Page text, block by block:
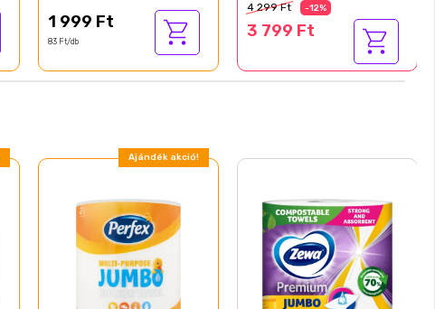
1 999 Ft
83 Ft/db
4 299 Ft -12%
3 799 Ft
Ajándék akció!